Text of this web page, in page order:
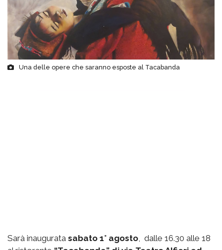
Una delle opere che saranno esposte al Tacabanda
Sarà inaugurata sabato 1° agosto, dalle 16.30 alle 18